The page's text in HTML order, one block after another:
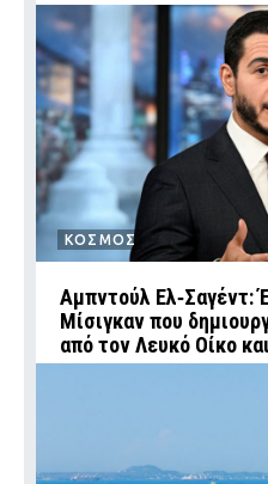
ΚΟΣΜΟΣ
Αμπντούλ Ελ‑Σαγέντ:
Μίσιγκαν που
από τον Λευκό Οίκο